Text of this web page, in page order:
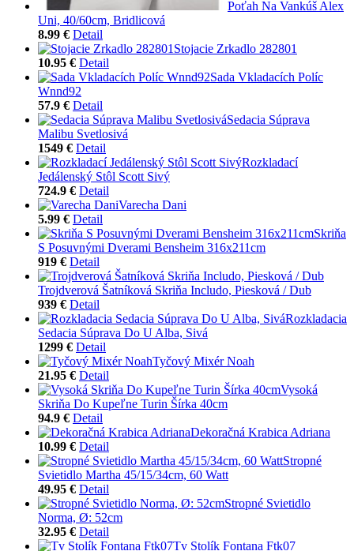
Poťah Na Vankúš Alex
Uni, 40/60cm, Bridlicová
8.99 € Detail
Stojacie Zrkadlo 282801
10.95 € Detail
Sada Vkladacích Políc
Wnnd92
57.9 € Detail
Sedacia Súprava
Malibu Svetlosivá
1549 € Detail
Rozkladací
Jedálenský Stôl Scott Sivý
724.9 € Detail
Varecha Dani
5.99 € Detail
Skriňa
S Posuvnými Dverami Bensheim 316x211cm
919 € Detail
Trojdverová Šatníková Skriňa Includo, Piesková / Dub
939 € Detail
Rozkladacia
Sedacia Súprava Do U Alba, Sivá
1299 € Detail
Tyčový Mixér Noah
21.95 € Detail
Vysoká
Skriňa Do Kupeľne Turin Šírka 40cm
94.9 € Detail
Dekoračná Krabica Adriana
10.99 € Detail
Stropné
Svietidlo Martha 45/15/34cm, 60 Watt
49.95 € Detail
Stropné Svietidlo
Norma, Ø: 52cm
32.95 € Detail
Tv Stolík Fontana Ftk07